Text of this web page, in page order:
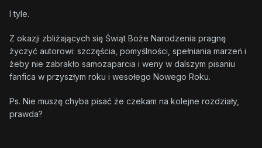
I tyle.
Z okazji zbliżających się Świąt Boże Narodzenia pragnę
życzyć autorowi: szczęścia, pomyślności, spełniania marzeń i
żeby nie zabrakło samozaparcia i weny w dalszym pisaniu
fanfica w przyszłym roku i wesołego Nowego Roku.
Ps. Nie muszę chyba pisać że czekam na kolejne rozdziały,
prawda?